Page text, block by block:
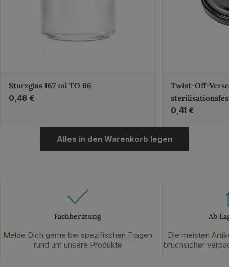
Sturzglas 167 ml TO 66
Regulärer
0,48 €
Twist-Off-
Regulärer
0,41 €
Alles in den Warenkorb legen
Fachberatung
Melde Dich gerne bei spezifischen Fragen
rund um unsere Produkte
Ab
Die meisten
bruchsicher